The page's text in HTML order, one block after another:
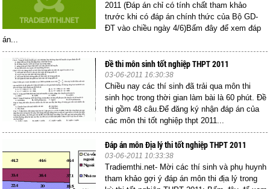
2011 (Đáp án chỉ có tính chất tham khảo
trước khi có đáp án chính thức của Bộ GD-
ĐT vào chiều ngày 4/6)Bấm đây để xem đáp
án...
Đề thi môn sinh tốt nghiệp THPT 2011
03-06-2011 16:30:38
Chiều nay các thí sinh đã trải qua môn thi
sinh học trong thời gian làm bài là 60 phút. Đề
thi gồm 48 câu.Để đăng ký nhận đáp án của
các môn thi tốt nghiệp thpt 2011...
Đáp án môn Địa lý thi tốt nghiệp THPT 2011
03-06-2011 10:33:38
Tradiemthi.net- Mời các thí sinh và phụ huynh
tham khảo gợi ý đáp án môn thi địa lý trong